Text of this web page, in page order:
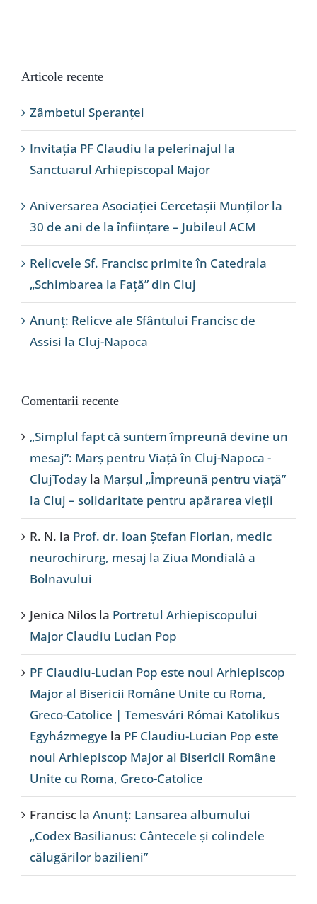
Articole recente
Zâmbetul Speranței
Invitația PF Claudiu la pelerinajul la
Sanctuarul Arhiepiscopal Major
Aniversarea Asociației Cercetașii Munților la
30 de ani de la înființare – Jubileul ACM
Relicvele Sf. Francisc primite în Catedrala
„Schimbarea la Față” din Cluj
Anunț: Relicve ale Sfântului Francisc de
Assisi la Cluj-Napoca
Comentarii recente
„Simplul fapt că suntem împreună devine un
mesaj”: Marș pentru Viață în Cluj-Napoca -
ClujToday la Marșul „Împreună pentru viață”
la Cluj – solidaritate pentru apărarea vieții
R. N. la Prof. dr. Ioan Ștefan Florian, medic
neurochirurg, mesaj la Ziua Mondială a
Bolnavului
Jenica Nilos la Portretul Arhiepiscopului
Major Claudiu Lucian Pop
PF Claudiu-Lucian Pop este noul Arhiepiscop
Major al Bisericii Române Unite cu Roma,
Greco-Catolice | Temesvári Római Katolikus
Egyházmegye la PF Claudiu-Lucian Pop este
noul Arhiepiscop Major al Bisericii Române
Unite cu Roma, Greco-Catolice
Francisc la Anunț: Lansarea albumului
„Codex Basilianus: Cântecele și colindele
călugărilor bazilieni”